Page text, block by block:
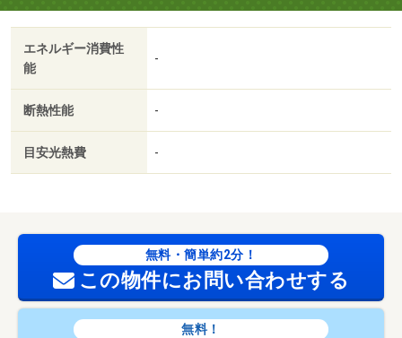
インターネット使用料（月額）：880円、駐輪場（月
額）：200円、バイク置き場（月額）：2,000円
エネルギー消費性
能
-
断熱性能 -
目安光熱費 -
無料・簡単約2分！
この物件にお問い合わせする
無料！